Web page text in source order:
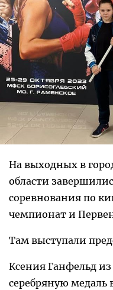
На выходных в
области
соревнования по
чемпионат и
Там выступали
Ксения Ганфельд
серебряную